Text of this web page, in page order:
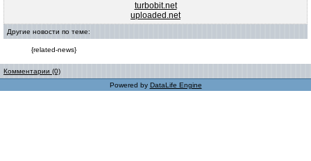
turbobit.net
uploaded.net
Другие новости по теме:
{related-news}
Комментарии (0)
Powered by DataLife Engine